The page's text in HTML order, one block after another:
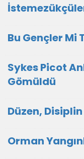
Bu Gençler Mi
Sykes Picot
Gömüldü
Düzen, Disiplin
Orman